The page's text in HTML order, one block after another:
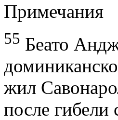
Примечания
55 Беато
жил
после гибели